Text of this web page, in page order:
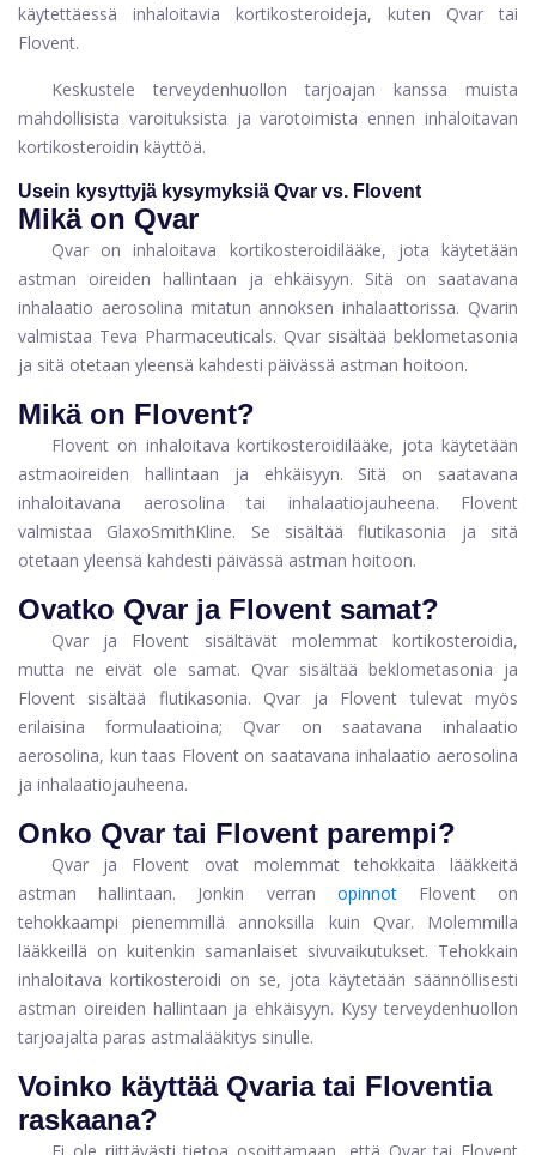
käytettäessä inhaloitavia kortikosteroideja, kuten Qvar tai
Flovent.
Keskustele terveydenhuollon tarjoajan kanssa muista
mahdollisista varoituksista ja varotoimista ennen inhaloitavan
kortikosteroidin käyttöä.
Usein kysyttyjä kysymyksiä Qvar vs. Flovent
Mikä on Qvar
Qvar on inhaloitava kortikosteroidilääke, jota käytetään
astman oireiden hallintaan ja ehkäisyyn. Sitä on saatavana
inhalaatio aerosolina mitatun annoksen inhalaattorissa. Qvarin
valmistaa Teva Pharmaceuticals. Qvar sisältää beklometasonia
ja sitä otetaan yleensä kahdesti päivässä astman hoitoon.
Mikä on Flovent?
Flovent on inhaloitava kortikosteroidilääke, jota käytetään
astmaoireiden hallintaan ja ehkäisyyn. Sitä on saatavana
inhaloitavana aerosolina tai inhalaatiojauheena. Flovent
valmistaa GlaxoSmithKline. Se sisältää flutikasonia ja sitä
otetaan yleensä kahdesti päivässä astman hoitoon.
Ovatko Qvar ja Flovent samat?
Qvar ja Flovent sisältävät molemmat kortikosteroidia,
mutta ne eivät ole samat. Qvar sisältää beklometasonia ja
Flovent sisältää flutikasonia. Qvar ja Flovent tulevat myös
erilaisina formulaatioina; Qvar on saatavana inhalaatio
aerosolina, kun taas Flovent on saatavana inhalaatio aerosolina
ja inhalaatiojauheena.
Onko Qvar tai Flovent parempi?
Qvar ja Flovent ovat molemmat tehokkaita lääkkeitä
astman hallintaan. Jonkin verran opinnotFlovent on
tehokkaampi pienemmillä annoksilla kuin Qvar. Molemmilla
lääkkeillä on kuitenkin samanlaiset sivuvaikutukset. Tehokkain
inhaloitava kortikosteroidi on se, jota käytetään säännöllisesti
astman oireiden hallintaan ja ehkäisyyn. Kysy terveydenhuollon
tarjoajalta paras astmalääkitys sinulle.
Voinko käyttää Qvaria tai Floventia
raskaana?